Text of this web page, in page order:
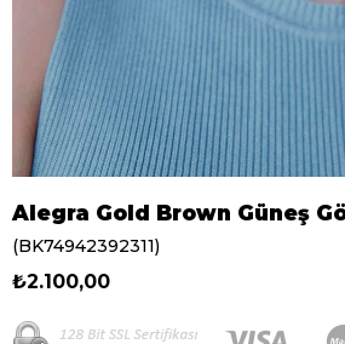
Alegra Gold Brown Güneş
(BK74942392311)
₺2.100,00